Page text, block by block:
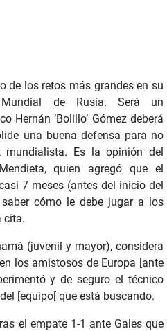
de los retos más grandes en su
de Rusia. Será un
Hernán ‘Bolillo’ Gómez deberá
una buena defensa para no
Es la opinión del
quien agregó que el
7 meses (antes del inicio del
cómo le debe jugar a los
cita.
(juvenil y mayor), considera
los amistosos de Europa [ante
y de seguro el técnico
[equipo[ que está buscando.
el empate 1-1 ante Gales que